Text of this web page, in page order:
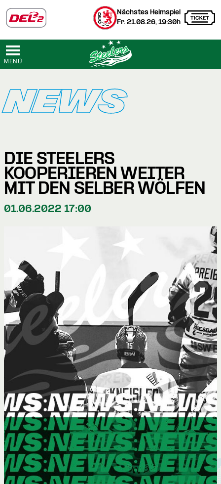
Nächstes Heimspiel
Fr. 21.08.26, 19:30h
MENÜ
NEWS
DIE STEELERS
KOOPERIEREN WEITER
MIT DEN SELBER WÖLFEN
01.06.2022 17:00